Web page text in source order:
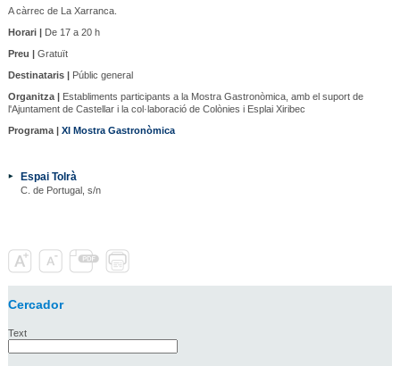
A càrrec de La Xarranca.
Horari |De 17 a 20 h
Preu |Gratuït
Destinataris |Públic general
Organitza |Establiments participants a la Mostra Gastronòmica, amb el suport de
l'Ajuntament de Castellar i la col·laboració de Colònies i Esplai Xiribec
Programa | XI Mostra Gastronòmica
Espai Tolrà
C. de Portugal, s/n
Cercador
Text